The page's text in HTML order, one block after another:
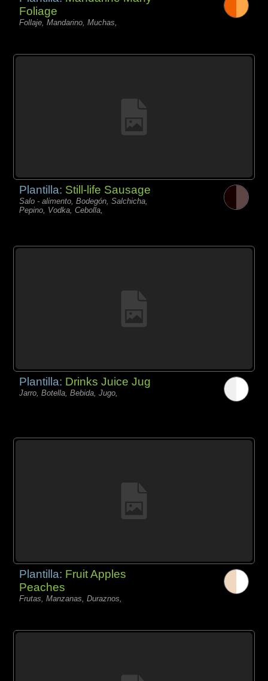
Foliage
Follaje, Mandarino, Muchas,
Plantilla: Still-life Sausage
Salo - alimento, Bodegón, Salchicha,
Pepino, Vodka, Cebolla,
Plantilla: Drinks Juice Jug
Jarro, Botella, Bebida, Jugo,
Plantilla: Fruit Apples
Peaches
Frutas, Manzanas, Duraznos,